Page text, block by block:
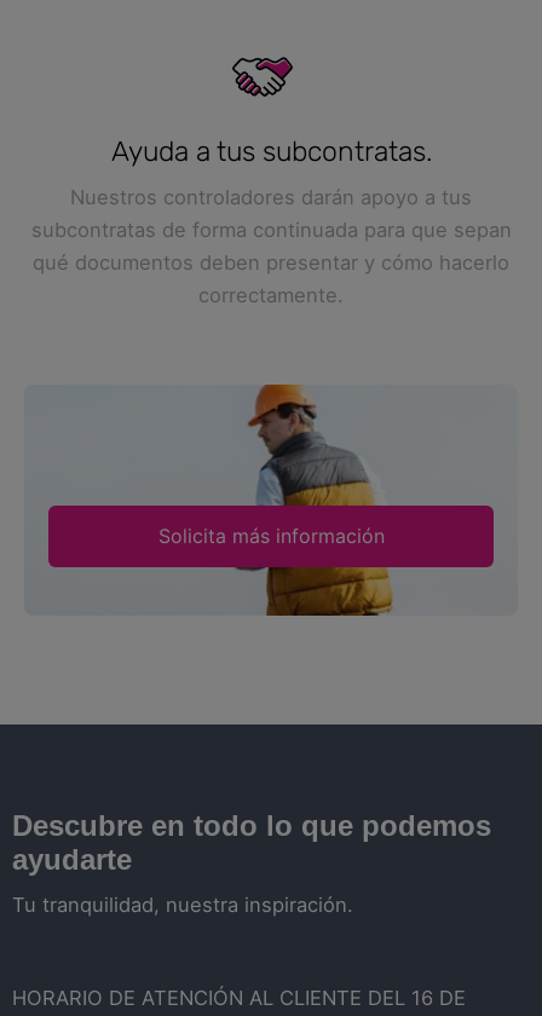
Ayuda a tus subcontratas.
Nuestros controladores darán apoyo a tus
subcontratas de forma continuada para que sepan
qué documentos deben presentar y cómo hacerlo
correctamente.
Solicita más información
Descubre en todo lo que podemos
ayudarte
Tu tranquilidad, nuestra inspiración.
HORARIO DE ATENCIÓN AL CLIENTE DEL 16 DE